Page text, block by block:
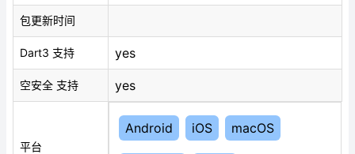
包更新时间
Dart3 支持 yes
空安全 支持 yes
平台
Android iOS macOS